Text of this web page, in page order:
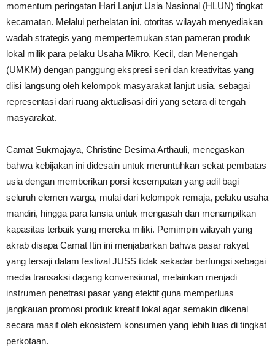
momentum peringatan Hari Lanjut Usia Nasional (HLUN) tingkat
kecamatan. Melalui perhelatan ini, otoritas wilayah menyediakan
wadah strategis yang mempertemukan stan pameran produk
lokal milik para pelaku Usaha Mikro, Kecil, dan Menengah
(UMKM) dengan panggung ekspresi seni dan kreativitas yang
diisi langsung oleh kelompok masyarakat lanjut usia, sebagai
representasi dari ruang aktualisasi diri yang setara di tengah
masyarakat.
Camat Sukmajaya, Christine Desima Arthauli, menegaskan
bahwa kebijakan ini didesain untuk meruntuhkan sekat pembatas
usia dengan memberikan porsi kesempatan yang adil bagi
seluruh elemen warga, mulai dari kelompok remaja, pelaku usaha
mandiri, hingga para lansia untuk mengasah dan menampilkan
kapasitas terbaik yang mereka miliki. Pemimpin wilayah yang
akrab disapa Camat Itin ini menjabarkan bahwa pasar rakyat
yang tersaji dalam festival JUSS tidak sekadar berfungsi sebagai
media transaksi dagang konvensional, melainkan menjadi
instrumen penetrasi pasar yang efektif guna memperluas
jangkauan promosi produk kreatif lokal agar semakin dikenal
secara masif oleh ekosistem konsumen yang lebih luas di tingkat
perkotaan.